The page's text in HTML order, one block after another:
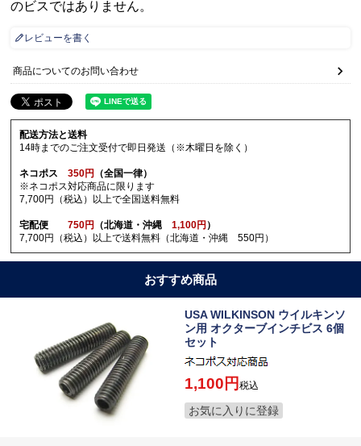
のビスではありません。
レビューを書く
商品についてのお問い合わせ
配送方法と送料
14時までのご注文受付で即日発送（※木曜日を除く）
ネコポス350円
（全国一律）
※ネコポス対応商品に限ります
7,700円（税込）以上で全国送料無料
宅配便750円 （北海道・沖縄1,100円 ）
7,700円（税込）以上で送料無料（北海道・沖縄 550円）
おすすめ商品
USA WILKINSON ウイルキンソ
ン用 オクターブインチビス 6個
セット
1,100 税込
お気に入りに登録